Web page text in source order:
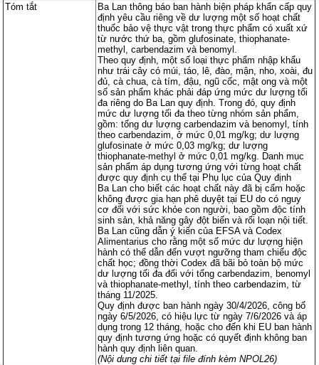
Tóm tắt
Ba Lan thông báo ban hành biện pháp khẩn cấp quy
định yêu cầu riêng về dư lượng một số hoạt chất
thuốc bảo vệ thực vật trong thực phẩm có xuất xứ
từ nước thứ ba, gồm glufosinate, thiophanate-
methyl, carbendazim và benomyl.
Theo quy định, một số loại thực phẩm nhập khẩu
như trái cây có múi, táo, lê, đào, mận, nho, xoài, đu
đủ, cà chua, cà tím, đậu, ngũ cốc, mật ong và một
số sản phẩm khác phải đáp ứng mức dư lượng tối
đa riêng do Ba Lan quy định. Trong đó, quy định
mức dư lượng tối đa theo từng nhóm sản phẩm,
gồm: tổng dư lượng carbendazim và benomyl, tính
theo carbendazim, ở mức 0,01 mg/kg; dư lượng
glufosinate ở mức 0,03 mg/kg; dư lượng
thiophanate-methyl ở mức 0,01 mg/kg. Danh mục
sản phẩm áp dụng tương ứng với từng hoạt chất
được quy định cụ thể tại Phụ lục của Quy định
Ba Lan cho biết các hoạt chất này đã bị cấm hoặc
không được gia hạn phê duyệt tại EU do có nguy
cơ đối với sức khỏe con người, bao gồm độc tính
sinh sản, khả năng gây đột biến và rối loạn nội tiết.
Ba Lan cũng dẫn ý kiến của EFSA và Codex
Alimentarius cho rằng một số mức dư lượng hiện
hành có thể dẫn đến vượt ngưỡng tham chiếu độc
chất học; đồng thời Codex đã bãi bỏ toàn bộ mức
dư lượng tối đa đối với tổng carbendazim, benomyl
và thiophanate-methyl, tính theo carbendazim, từ
tháng 11/2025.
Quy định được ban hành ngày 30/4/2026, công bố
ngày 6/5/2026, có hiệu lực từ ngày 7/6/2026 và áp
dụng trong 12 tháng, hoặc cho đến khi EU ban hành
quy định tương ứng hoặc có quyết định không ban
hành quy định liên quan.
(Nội dung chi tiết tại file đính kèm NPOL26)